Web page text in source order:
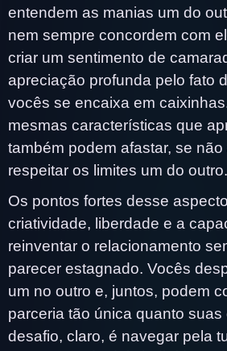
entendem as manias um do
nem sempre concordem com
criar um sentimento de
apreciação profunda pelo fato
vocês se encaixa em
mesmas características que
também podem afastar, se
respeitar os limites um do outro.
Os pontos fortes desse
criatividade, liberdade e a
reinventar o relacionamento
parecer estagnado. Vocês
um no outro e, juntos, podem
parceria tão única quanto suas
desafio, claro, é navegar pela